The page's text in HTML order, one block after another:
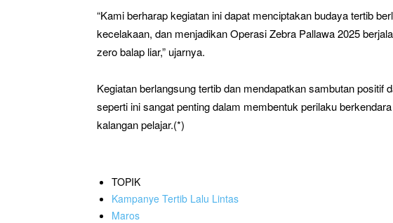
“Kami berharap kegiatan ini dapat menciptakan budaya tertib
kecelakaan, dan menjadikan Operasi Zebra Pallawa 2025
zero balap liar,” ujarnya.
Kegiatan berlangsung tertib dan mendapatkan sambutan positif
seperti ini sangat penting dalam membentuk perilaku
kalangan pelajar.(*)
TOPIK
Kampanye Tertib Lalu Lintas
Maros